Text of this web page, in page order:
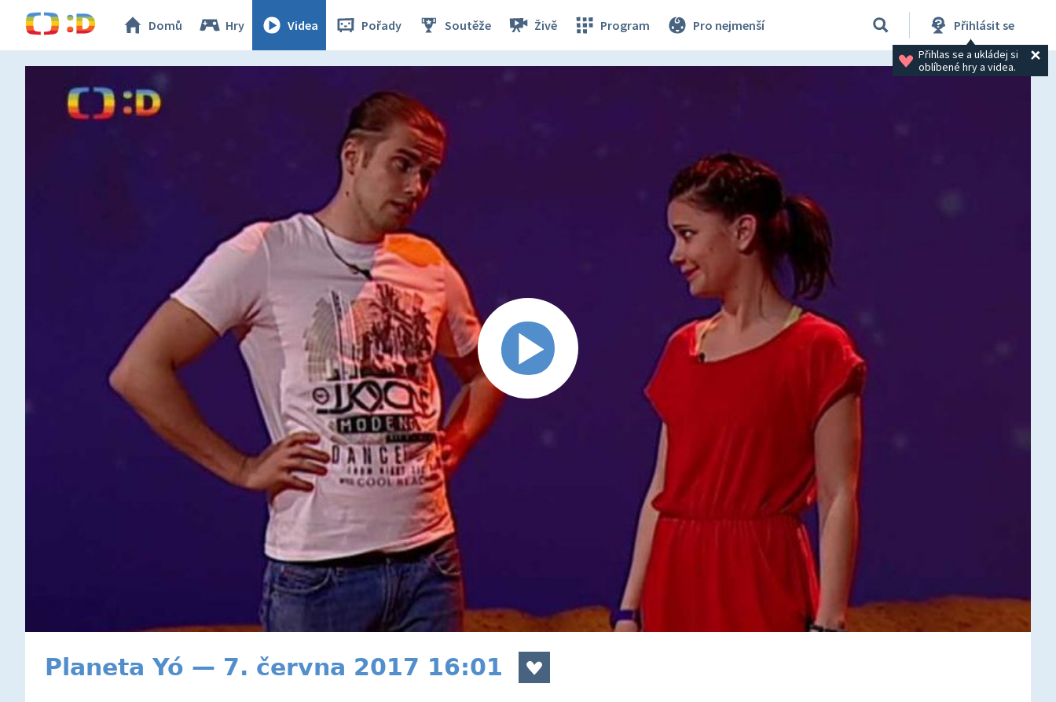
Domů Hry Videa Pořady Soutěže Živě Program Pro nejmenší Přihlásit se
Přihlas se a ukládej si
oblíbené hry a videa.
Planeta Yó — 7. června 2017 16:01